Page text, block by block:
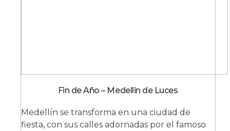
Fin de Año – Medellin de Luces
Medellín se transforma en una ciudad de
fiesta, con sus calles adornadas por el famoso